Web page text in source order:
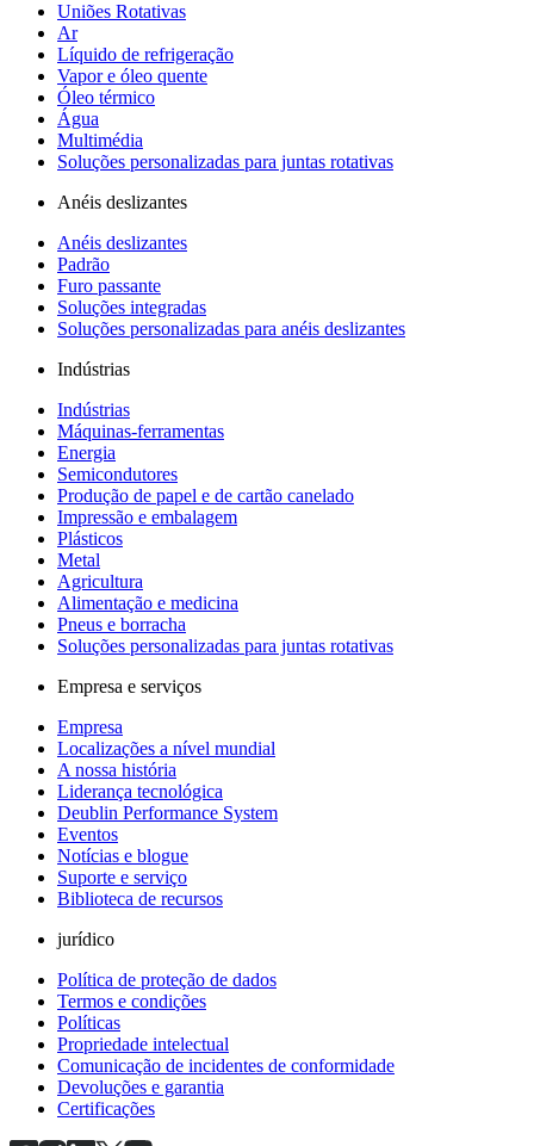
Uniões Rotativas
Ar
Líquido de refrigeração
Vapor e óleo quente
Óleo térmico
Água
Multimédia
Soluções personalizadas para juntas rotativas
Anéis deslizantes
Anéis deslizantes
Padrão
Furo passante
Soluções integradas
Soluções personalizadas para anéis deslizantes
Indústrias
Indústrias
Máquinas-ferramentas
Energia
Semicondutores
Produção de papel e de cartão canelado
Impressão e embalagem
Plásticos
Metal
Agricultura
Alimentação e medicina
Pneus e borracha
Soluções personalizadas para juntas rotativas
Empresa e serviços
Empresa
Localizações a nível mundial
A nossa história
Liderança tecnológica
Deublin Performance System
Eventos
Notícias e blogue
Suporte e serviço
Biblioteca de recursos
jurídico
Política de proteção de dados
Termos e condições
Políticas
Propriedade intelectual
Comunicação de incidentes de conformidade
Devoluções e garantia
Certificações